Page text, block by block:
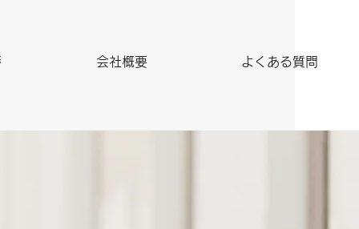
会社概要 よくある質問